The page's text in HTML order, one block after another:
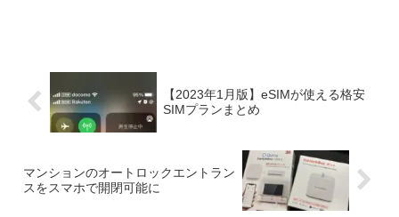
【2023年1月版】eSIMが使える格安
SIMプランまとめ
マンションのオートロックエントラン
スをスマホで開閉可能に